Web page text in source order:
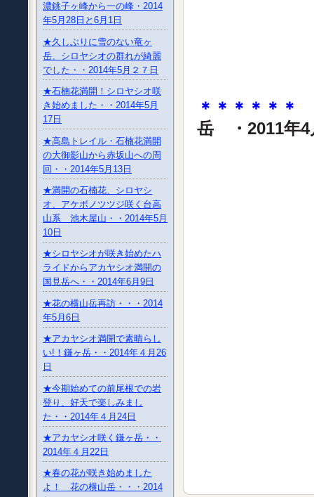
濃銚子ヶ峰から一の峰・2014
年5月28日と6月1日
★久しぶりに雪のない竜ヶ
岳、シロヤシオの群れが綺麗
でした・・2014年5月２７日
★石楠花満開！シロヤシオ咲
き始めました・・2014年5月
17日
★高島トレイル・石楠花満開
の大御影山から赤坂山への周
回・・2014年5月13日
★満開の石楠花、シロヤシ
オ、アケボノツツジ咲く台高
山系 池木屋山・・2014年5月
10日
★シロヤシオが咲き始めたハ
ライドからアカヤシオ満開の
国見岳へ・・2014年6月9日
★花の横山岳再訪・・・2014
年5月6日
★アカヤシオ満開で素晴らし
い!！鎌ヶ岳・・2014年４月26
日
★今期始めての前尾根での岩
登り、好天で楽しみまし
た・・2014年４月24日
★アカヤシオ咲く鎌ヶ岳・・
2014年４月22日
★春の花が咲き始めました
よ！ 花の横山岳・・・2014
＊＊＊＊＊＊
岳 ・2011年4